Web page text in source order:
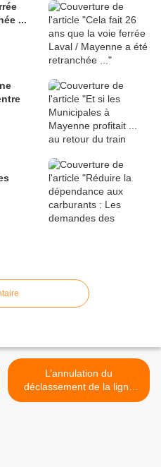
...
L’annulation du
déclassement de la ligne
Privas-Le Pouzin confirmée